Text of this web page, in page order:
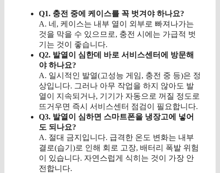
Q1. 충전 중에 케이스를 꼭 벗겨야 하나요?
A. 네, 케이스는 내부 열이 외부로 빠져나가는
것을 막을 수 있으므로, 충전 시에는 가급적 벗
기는 것이 좋습니다.
Q2. 발열이 심한데 바로 서비스센터에 방문해
야 하나요?
A. 일시적인 발열(고성능 게임, 충전 중 등)은 정
상입니다. 그러나 아무 작업을 하지 않아도 발
열이 지속되거나, 기기가 자동으로 꺼질 정도로
뜨거우면 즉시 서비스센터 점검이 필요합니다.
Q3. 발열이 심하면 스마트폰을 냉장고에 넣어
도 되나요?
A. 절대 금지입니다. 급격한 온도 변화는 내부
결로(습기)로 인해 회로 고장, 배터리 폭발 위험
이 있습니다. 자연스럽게 식히는 것이 가장 안
전합니다.